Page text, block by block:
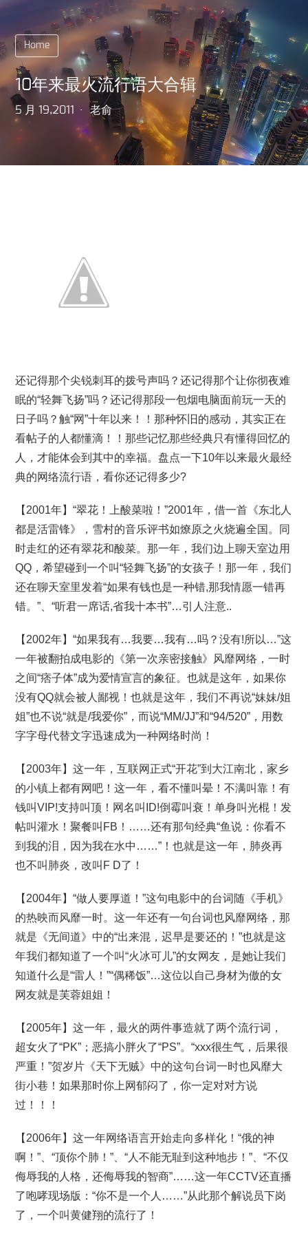
Home
10年来最火流行语大合辑
5 月 19,2011 老俞
还记得那个尖锐刺耳的拨号声吗？还记得那个让你彻夜难
眠的“轻舞飞扬”吗？还记得那段一包烟电脑面前玩一天的
日子吗？触“网”十年以来！！那种怀旧的感动，其实正在
看帖子的人都懂滴！！那些记忆那些经典只有懂得回忆的
人，才能体会到其中的幸福。盘点一下10年以来最火最经
典的网络流行语，看你还记得多少?
【2001年】“翠花！上酸菜啦！”2001年，借一首《东北人
都是活雷锋》，雪村的音乐评书如燎原之火烧遍全国。同
时走红的还有翠花和酸菜。那一年，我们边上聊天室边用
QQ，希望碰到一个叫“轻舞飞扬”的女孩子！那一年，我们
还在聊天室里发着“如果有钱也是一种错,那我情愿一错再
错。”、“听君一席话,省我十本书”…引人注意..
【2002年】“如果我有…我要…我有…吗？没有!所以…”这
一年被翻拍成电影的《第一次亲密接触》风靡网络，一时
之间“痞子体”成为爱情宣言的象征。也就是这年，如果你
没有QQ就会被人鄙视！也就是这年，我们不再说“妹妹/姐
姐”也不说“就是/我爱你”，而说“MM/JJ”和“94/520”，用数
字字母代替文字迅速成为一种网络时尚！
【2003年】这一年，互联网正式“开花”到大江南北，家乡
的小镇上都有网吧！这一年，看不懂叫晕！不满叫靠！有
钱叫VIP!支持叫顶！网名叫ID!倒霉叫衰！单身叫光棍！发
帖叫灌水！聚餐叫FB！……还有那句经典“鱼说：你看不
到我的泪，因为我在水中……”！也就是这一年，肺炎再
也不叫肺炎，改叫F D了！
【2004年】“做人要厚道！”这句电影中的台词随《手机》
的热映而风靡一时。这一年还有一句台词也风靡网络，那
就是《无间道》中的“出来混，迟早是要还的！”也就是这
年我们都知道了一个叫“火冰可儿”的女网友，是她让我们
知道什么是“雷人！”“偶稀饭”…这位以自己身材为傲的女
网友就是芙蓉姐姐！
【2005年】这一年，最火的两件事造就了两个流行词，
超女火了“PK”；恶搞小胖火了“PS”。“xxx很生气，后果很
严重！”贺岁片《天下无贼》中的这句台词一时也风靡大
街小巷！如果那时你上网郁闷了，你一定对对方说
过！！！
【2006年】这一年网络语言开始走向多样化！“俄的神
啊！”、“顶你个肺！”、“人不能无耻到这种地步！”、“不仅
侮辱我的人格，还侮辱我的智商”……这一年CCTV还直播
了咆哮现场版：“你不是一个人……”从此那个解说员下岗
了，一个叫黄健翔的流行了！